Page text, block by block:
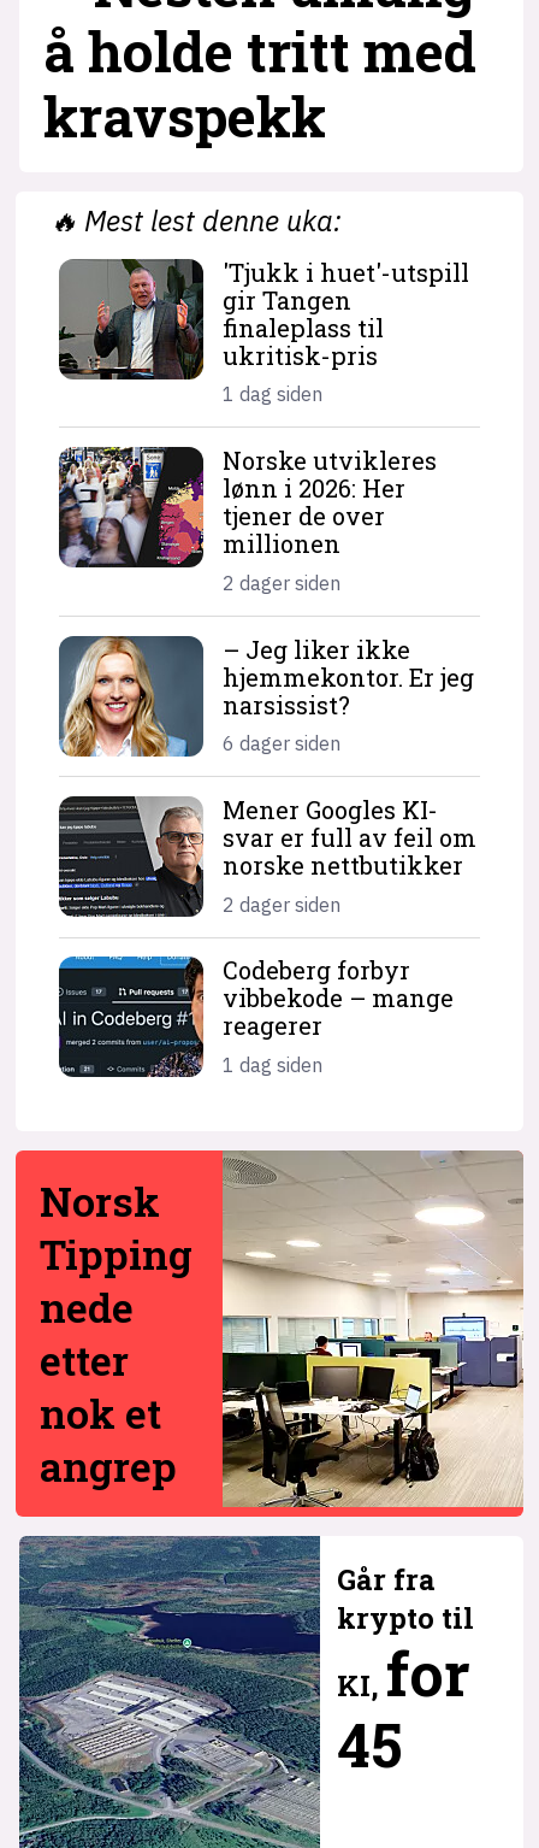
å holde tritt med
krav­spekk
🔥 Mest lest denne uka:
'Tjukk i huet'-utspill
gir Tangen
finaleplass til
ukritisk-pris
1 dag siden
Norske utvikleres
lønn i 2026: Her
tjener de over
millionen
2 dager siden
– Jeg liker ikke
hjemme­kontor. Er jeg
narsissist?
6 dager siden
Mener Googles KI-
svar er full av feil om
norske nettbutikker
2 dager siden
Codeberg forbyr
vibbekode – mange
reagerer
1 dag siden
Norsk
Tipping
nede
etter
nok et
angrep
Går fra
krypto til
KI, for
45